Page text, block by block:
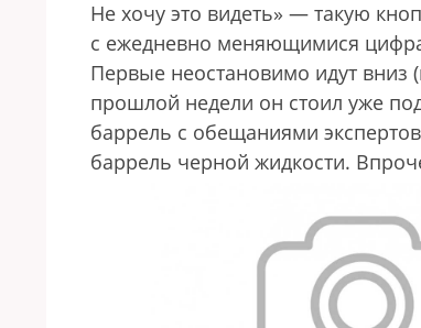
Не хочу это видеть» — такую
с ежедневно меняющимися
Первые неостановимо идут вниз
прошлой недели он стоил уже
баррель с обещаниями
баррель черной жидкости.